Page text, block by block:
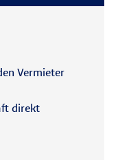
Vermieter
direkt